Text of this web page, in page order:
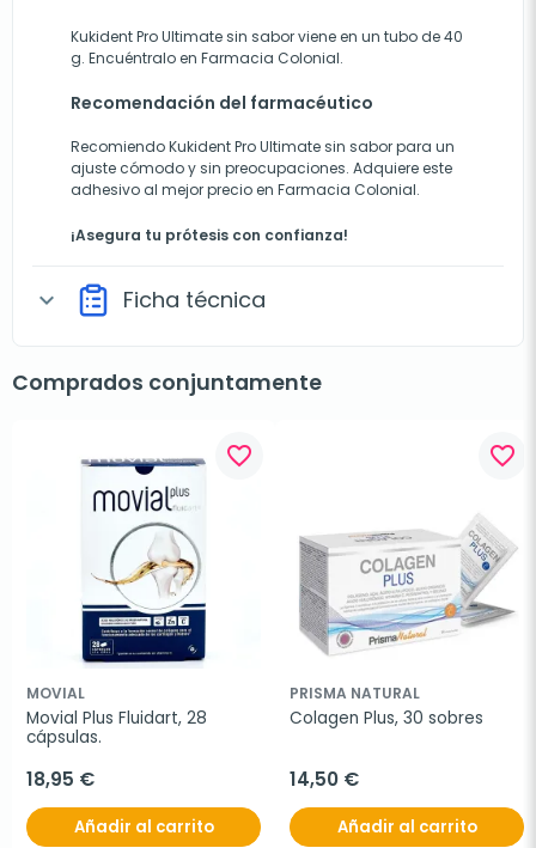
Kukident Pro Ultimate sin sabor viene en un tubo de 40
g. Encuéntralo en Farmacia Colonial.
Recomendación del farmacéutico
Recomiendo Kukident Pro Ultimate sin sabor para un
ajuste cómodo y sin preocupaciones. Adquiere este
adhesivo al mejor precio en Farmacia Colonial.
¡Asegura tu prótesis con confianza!
expand_more Ficha técnica
Comprados conjuntamente
favorite_border
MOVIAL
Movial Plus Fluidart, 28
cápsulas.
18,95 €
Añadir al carrito
favorite_border
PRISMA NATURAL
Colagen Plus, 30 sobres
14,50 €
Añadir al carrito